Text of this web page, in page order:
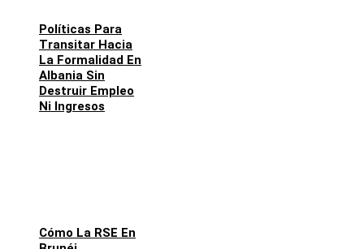
Políticas Para
Transitar Hacia
La Formalidad En
Albania Sin
Destruir Empleo
Ni Ingresos
Cómo La RSE En